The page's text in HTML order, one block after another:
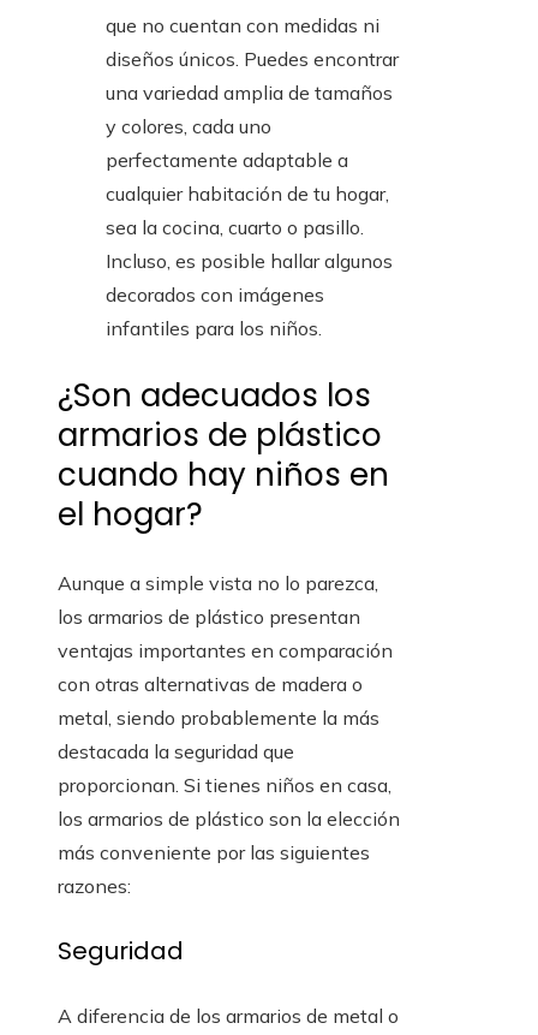
que no cuentan con medidas ni
diseños únicos. Puedes encontrar
una variedad amplia de tamaños
y colores, cada uno
perfectamente adaptable a
cualquier habitación de tu hogar,
sea la cocina, cuarto o pasillo.
Incluso, es posible hallar algunos
decorados con imágenes
infantiles para los niños.
¿Son adecuados los
armarios de plástico
cuando hay niños en
el hogar?
Aunque a simple vista no lo parezca,
los armarios de plástico presentan
ventajas importantes en comparación
con otras alternativas de madera o
metal, siendo probablemente la más
destacada la seguridad que
proporcionan. Si tienes niños en casa,
los armarios de plástico son la elección
más conveniente por las siguientes
razones:
Seguridad
A diferencia de los armarios de metal o